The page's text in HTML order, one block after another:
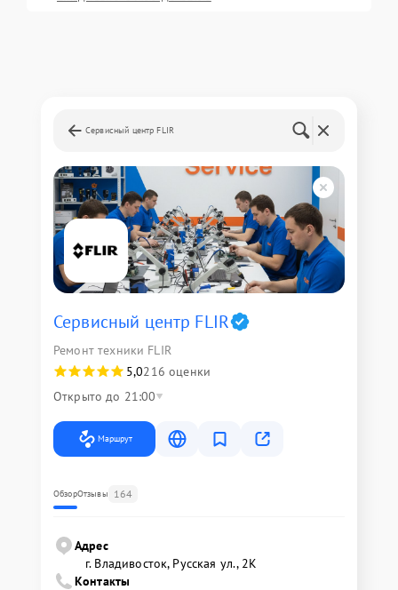
Сервисный центр FLIR
Сервисный центр FLIR
Ремонт техники FLIR
5,0216 оценки
Открыто до 21:00
Маршрут
ОбзорОтзывы 164
Адрес
г. Владивосток, Русская ул., 2К
Контакты